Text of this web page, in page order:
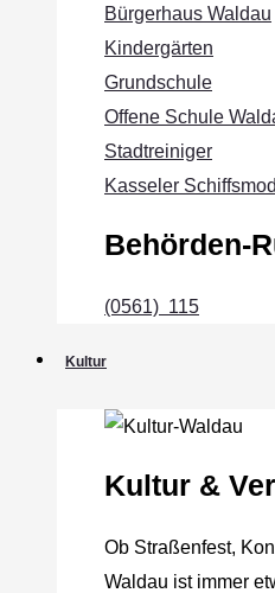
Bürgerhaus Waldau
Kindergärten
Grundschule
Offene Schule
Stadtreiniger
Kasseler
Behörden-
(0561) 115
Kultur
Kultur &
Ob Straßenfest,
Waldau ist immer